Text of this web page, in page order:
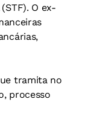
O ex-
tramita no
processo